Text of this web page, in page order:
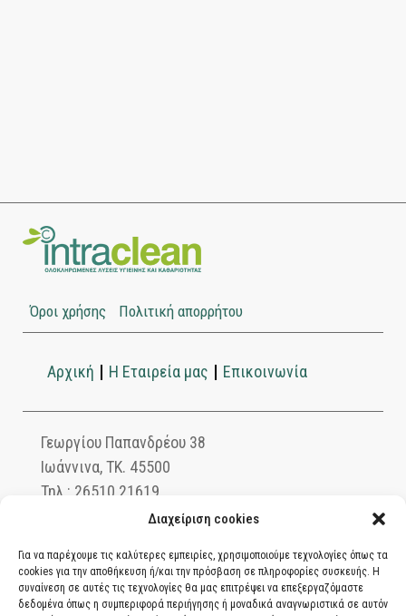
Διαχείριση cookies
Για να παρέχουμε τις καλύτερες εμπειρίες, χρησιμοποιούμε τεχνολογίες όπως τα
cookies για την αποθήκευση ή/και την πρόσβαση σε πληροφορίες συσκευής. Η
συναίνεση σε αυτές τις τεχνολογίες θα μας επιτρέψει να επεξεργαζόμαστε
δεδομένα όπως η συμπεριφορά περιήγησης ή μοναδικά αναγνωριστικά σε αυτόν
Όροι χρήσης Πολιτική απορρήτου
Αρχική Η Εταιρεία μας Επικοινωνία
Γεωργίου Παπανδρέου 38
Ιωάννινα, ΤΚ. 45500
Τηλ.: 26510 21619
info@intraclean.gr
Ασφαλείς συναλλαγές μέσω PayPal. Πληρώστε